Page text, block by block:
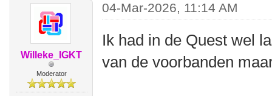
Willeke_IGKT
Moderator
04-Mar-2026, 11:14 AM
Ik had in de Quest wel
van de voorbanden